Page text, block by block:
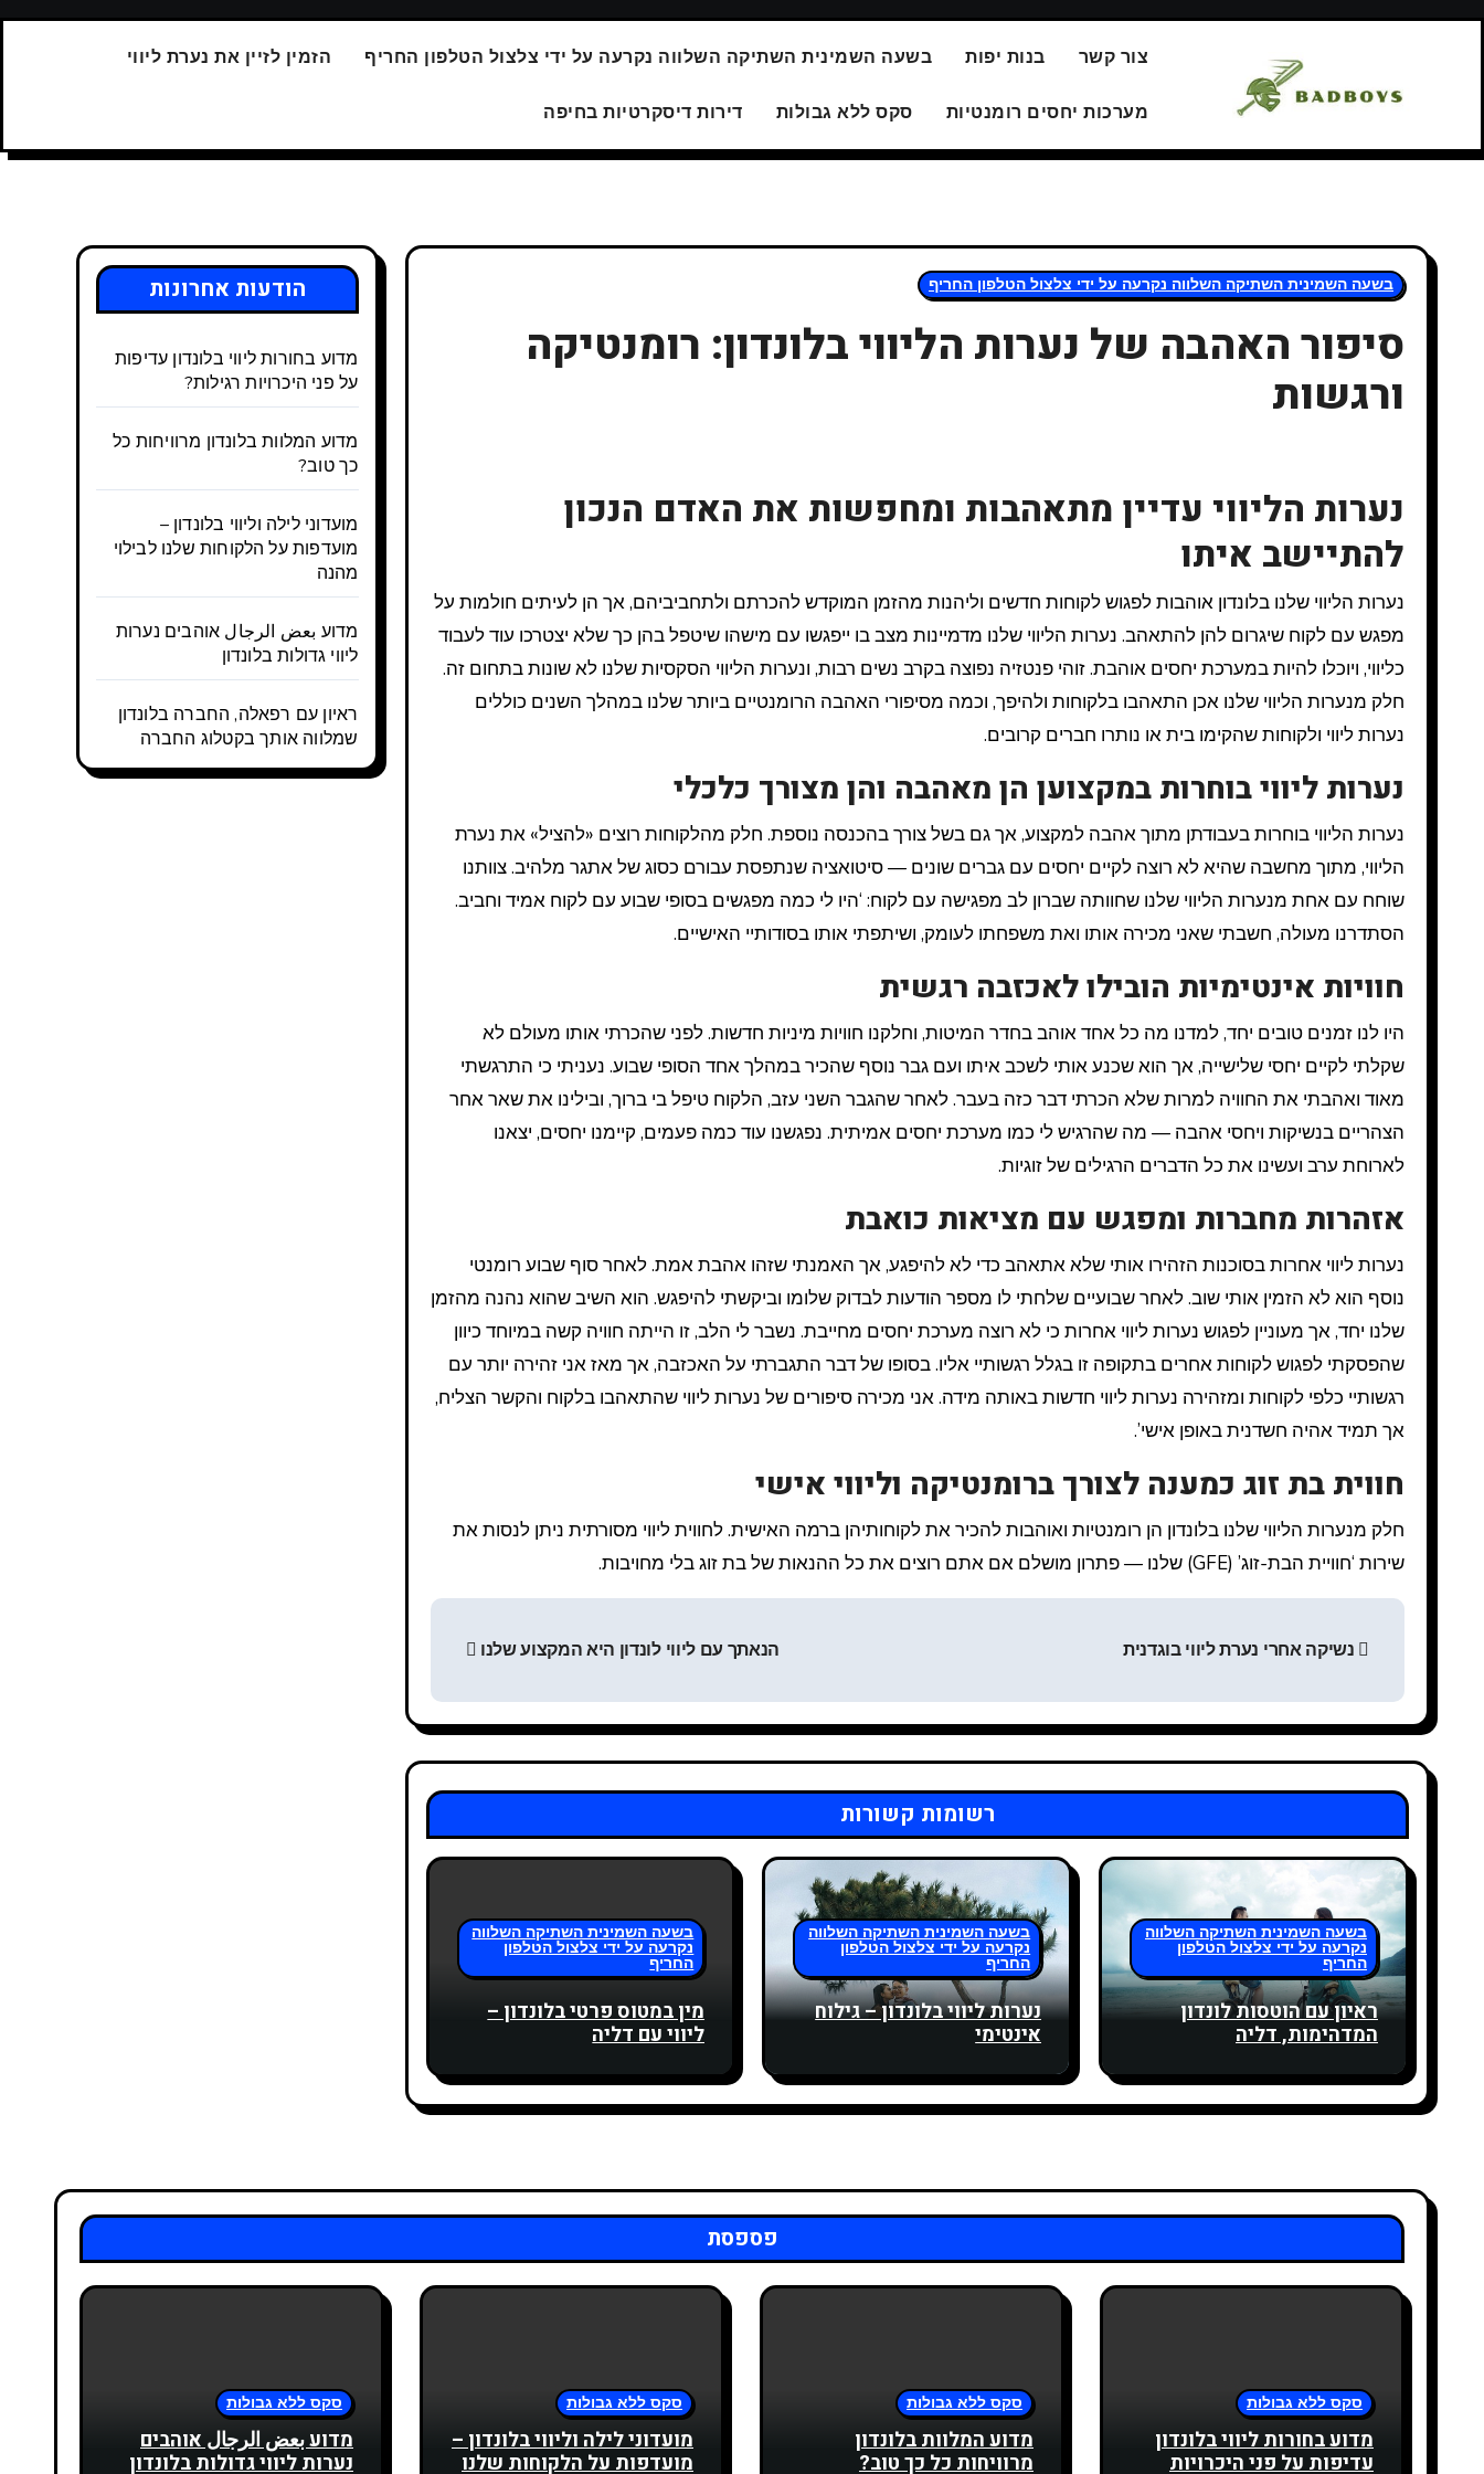
צור קשר בנות יפות בשעה השמינית השתיקה השלווה נקרעה על ידי צלצול הטלפון החריף הזמין לזיין את נערת ליווי
מערכות יחסים רומנטיות סקס ללא גבולות דירות דיסקרטיות בחיפה
בשעה השמינית השתיקה השלווה נקרעה על ידי צלצול הטלפון החריף
סיפור האהבה של נערות הליווי בלונדון: רומנטיקה
ורגשות
נערות הליווי עדיין מתאהבות ומחפשות את האדם הנכון
להתיישב איתו
נערות הליווי שלנו בלונדון אוהבות לפגוש לקוחות חדשים וליהנות מהזמן המוקדש להכרתם ולתחביביהם, אך הן לעיתים חולמות על
מפגש עם לקוח שיגרום להן להתאהב. נערות הליווי שלנו מדמיינות מצב בו ייפגשו עם מישהו שיטפל בהן כך שלא יצטרכו עוד לעבוד
כליווי, ויוכלו להיות במערכת יחסים אוהבת. זוהי פנטזיה נפוצה בקרב נשים רבות, ונערות הליווי הסקסיות שלנו לא שונות בתחום זה.
חלק מנערות הליווי שלנו אכן התאהבו בלקוחות ולהיפך, וכמה מסיפורי האהבה הרומנטיים ביותר שלנו במהלך השנים כוללים
נערות ליווי ולקוחות שהקימו בית או נותרו חברים קרובים.
נערות ליווי בוחרות במקצוען הן מאהבה והן מצורך כלכלי
נערות הליווי בוחרות בעבודתן מתוך אהבה למקצוע, אך גם בשל צורך בהכנסה נוספת. חלק מהלקוחות רוצים «להציל» את נערת
הליווי, מתוך מחשבה שהיא לא רוצה לקיים יחסים עם גברים שונים — סיטואציה שנתפסת עבורם כסוג של אתגר מלהיב. צוותנו
שוחח עם אחת מנערות הליווי שלנו שחוותה שברון לב מפגישה עם לקוח: ‘היו לי כמה מפגשים בסופי שבוע עם לקוח אמיד וחביב.
הסתדרנו מעולה, חשבתי שאני מכירה אותו ואת משפחתו לעומק, ושיתפתי אותו בסודותיי האישיים.
חוויות אינטימיות הובילו לאכזבה רגשית
היו לנו זמנים טובים יחד, למדנו מה כל אחד אוהב בחדר המיטות, וחלקנו חוויות מיניות חדשות. לפני שהכרתי אותו מעולם לא
שקלתי לקיים יחסי שלישייה, אך הוא שכנע אותי לשכב איתו ועם גבר נוסף שהכיר במהלך אחד הסופי שבוע. נעניתי כי התרגשתי
מאוד ואהבתי את החוויה למרות שלא הכרתי דבר כזה בעבר. לאחר שהגבר השני עזב, הלקוח טיפל בי ברוך, ובילינו את שאר אחר
הצהריים בנשיקות ויחסי אהבה — מה שהרגיש לי כמו מערכת יחסים אמיתית. נפגשנו עוד כמה פעמים, קיימנו יחסים, יצאנו
לארוחת ערב ועשינו את כל הדברים הרגילים של זוגיות.
אזהרות מחברות ומפגש עם מציאות כואבת
נערות ליווי אחרות בסוכנות הזהירו אותי שלא אתאהב כדי לא להיפגע, אך האמנתי שזהו אהבת אמת. לאחר סוף שבוע רומנטי
נוסף הוא לא הזמין אותי שוב. לאחר שבועיים שלחתי לו מספר הודעות לבדוק שלומו וביקשתי להיפגש. הוא השיב שהוא נהנה מהזמן
שלנו יחד, אך מעוניין לפגוש נערות ליווי אחרות כי לא רוצה מערכת יחסים מחייבת. נשבר לי הלב, זו הייתה חוויה קשה במיוחד כיוון
שהפסקתי לפגוש לקוחות אחרים בתקופה זו בגלל רגשותיי אליו. בסופו של דבר התגברתי על האכזבה, אך מאז אני זהירה יותר עם
רגשותיי כלפי לקוחות ומזהירה נערות ליווי חדשות באותה מידה. אני מכירה סיפורים של נערות ליווי שהתאהבו בלקוח והקשר הצליח,
אך תמיד אהיה חשדנית באופן אישי’.
חווית בת זוג כמענה לצורך ברומנטיקה וליווי אישי
חלק מנערות הליווי שלנו בלונדון הן רומנטיות ואוהבות להכיר את לקוחותיהן ברמה האישית. לחווית ליווי מסורתית ניתן לנסות את
שירות ‘חוויית הבת-זוג’ (GFE) שלנו — פתרון מושלם אם אתם רוצים את כל ההנאות של בת זוג בלי מחויבות.
Н
в
и
г
а
ц
и
я
п
о
з
п
и
с
נשיקה אחרי נערת ליווי בוגדנית הנאתך עם ליווי לונדון היא המקצוע שלנו
רשומות קשורות
בשעה השמינית השתיקה השלווה
נקרעה על ידי צלצול הטלפון
החריף
ראיון עם הוטסות לונדון
המדהימות, דליה
בשעה השמינית השתיקה השלווה
נקרעה על ידי צלצול הטלפון
החריף
נערות ליווי בלונדון – גילוח
אינטימי
בשעה השמינית השתיקה השלווה
נקרעה על ידי צלצול הטלפון
החריף
מין במטוס פרטי בלונדון –
ליווי עם דליה
הודעות אחרונות
מדוע בחורות ליווי בלונדון עדיפות
על פני היכרויות רגילות?
מדוע המלוות בלונדון מרוויחות כל
כך טוב?
מועדוני לילה וליווי בלונדון –
מועדפות על הלקוחות שלנו לבילוי
מהנה
מדוע بعض الرجال אוהבים נערות
ליווי גדולות בלונדון
ראיון עם רפאלה, החברה בלונדון
שמלווה אותך בקטלוג החברה
פספסת
סקס ללא גבולות
מדוע בחורות ליווי בלונדון
עדיפות על פני היכרויות
סקס ללא גבולות
מדוע המלוות בלונדון
מרוויחות כל כך טוב?
סקס ללא גבולות
מועדוני לילה וליווי בלונדון –
מועדפות על הלקוחות שלנו
סקס ללא גבולות
מדוע بعض الرجال אוהבים
נערות ליווי גדולות בלונדון